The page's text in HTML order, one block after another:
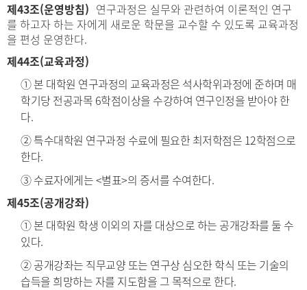
제43조(운영방침) 연구과정은 실무와 관련하여 이론적인 연구
를 하고자 하는 자에게 새로운 학문을 교수할 수 있도록 교육과정
을 편성 운영한다.
제44조(교육과정)
① 본 대학원 연구과정의 교육과정은 석사학위과정에 준하며 매
학기당 전공과목 6학점이상을 수강하여 연구인정을 받아야 한
다.
② 특수대학원 연구과정 수료에 필요한 최저학점은 12학점으로
한다.
③ 수료자에게는 <별표>의 증서를 수여한다.
제45조(공개강좌)
① 본 대학원 학생 이외의 자를 대상으로 하는 공개강좌를 둘 수
있다.
② 공개강좌는 직무교양 또는 연구상 심오한 학식 또는 기술의
습득을 희망하는 자를 지도함을 그 목적으로 한다.